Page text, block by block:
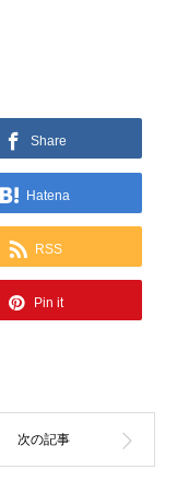
Share
Hatena
RSS
Pin it